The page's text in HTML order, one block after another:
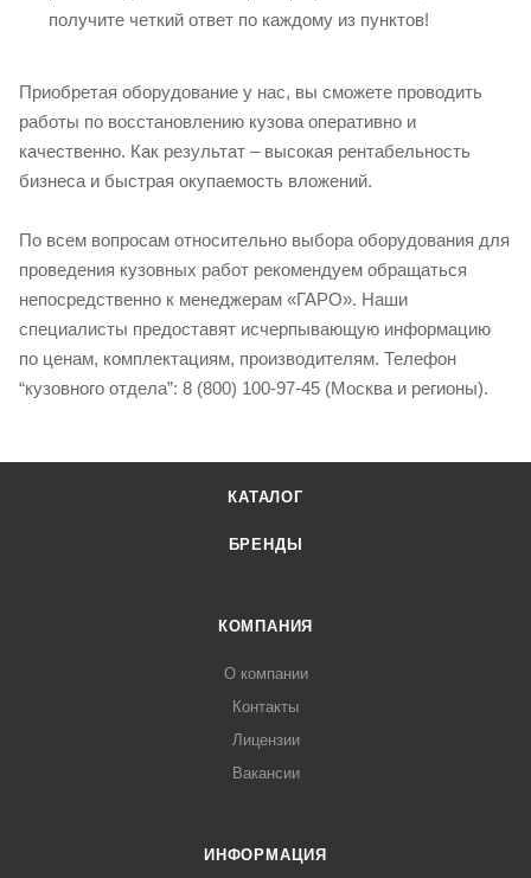
получите четкий ответ по каждому из пунктов!
Приобретая оборудование у нас, вы сможете проводить
работы по восстановлению кузова оперативно и
качественно. Как результат – высокая рентабельность
бизнеса и быстрая окупаемость вложений.
По всем вопросам относительно выбора оборудования для
проведения кузовных работ рекомендуем обращаться
непосредственно к менеджерам «ГАРО». Наши
специалисты предоставят исчерпывающую информацию
по ценам, комплектациям, производителям. Телефон
“кузовного отдела”: 8 (800) 100-97-45 (Москва и регионы).
КАТАЛОГ
БРЕНДЫ
КОМПАНИЯ
О компании
Контакты
Лицензии
Вакансии
ИНФОРМАЦИЯ